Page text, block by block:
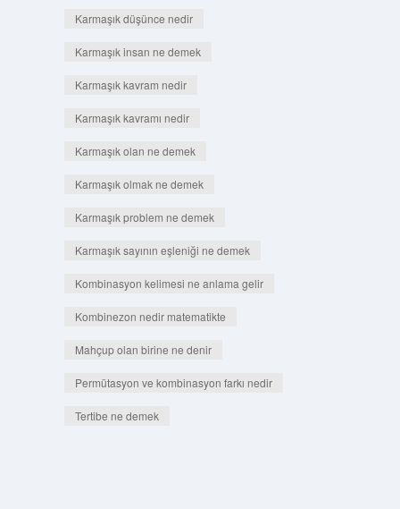
Karmaşık düşünce nedir
Karmaşık insan ne demek
Karmaşık kavram nedir
Karmaşık kavramı nedir
Karmaşık olan ne demek
Karmaşık olmak ne demek
Karmaşık problem ne demek
Karmaşık sayının eşleniği ne demek
Kombinasyon kelimesi ne anlama gelir
Kombinezon nedir matematikte
Mahçup olan birine ne denir
Permütasyon ve kombinasyon farkı nedir
Tertibe ne demek